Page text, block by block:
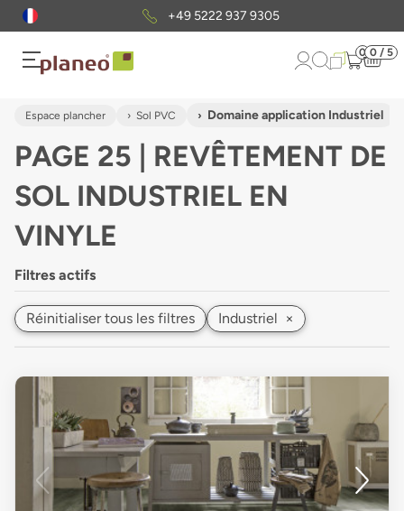
Envoi gratuit d'échantillons
0 0 / 5
Espace plancher Sol PVC Domaine application Industriel
PAGE 25 | REVÊTEMENT DE
SOL INDUSTRIEL EN
VINYLE
Filtres actifs
Réinitialiser tous les filtres Industriel ×